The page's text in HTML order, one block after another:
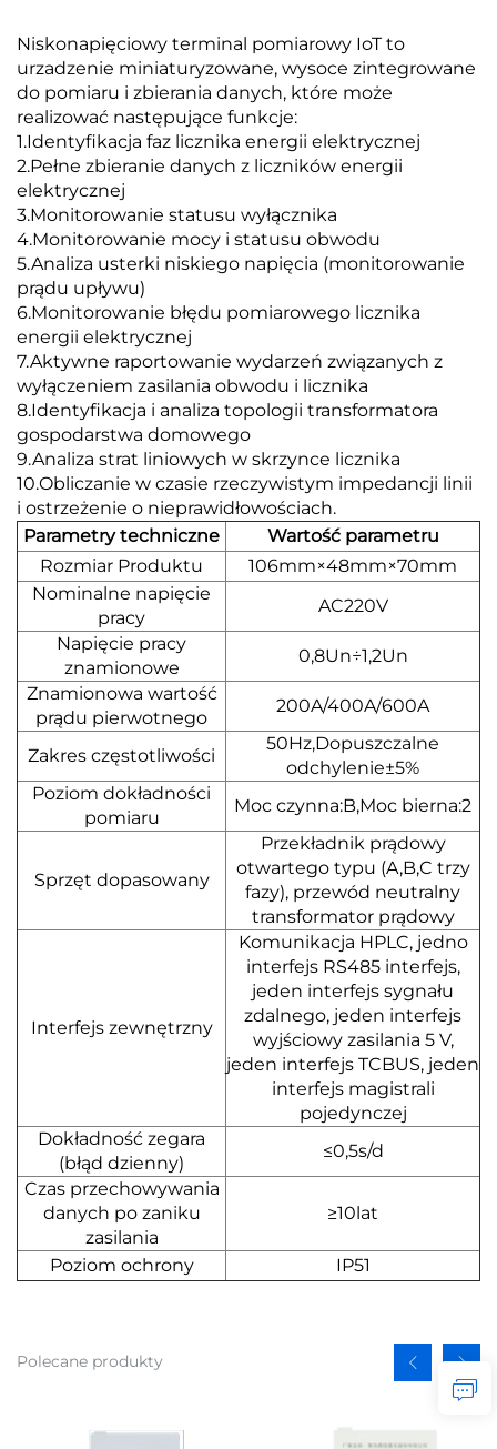
Niskonapięciowy terminal pomiarowy IoT to
urzadzenie miniaturyzowane, wysoce zintegrowane
do pomiaru i zbierania danych, które może
realizować następujące funkcje:
1.Identyfikacja faz licznika energii elektrycznej
2.Pełne zbieranie danych z liczników energii
elektrycznej
3.Monitorowanie statusu wyłącznika
4.Monitorowanie mocy i statusu obwodu
5.Analiza usterki niskiego napięcia (monitorowanie
prądu upływu)
6.Monitorowanie błędu pomiarowego licznika
energii elektrycznej
7.Aktywne raportowanie wydarzeń związanych z
wyłączeniem zasilania obwodu i licznika
8.Identyfikacja i analiza topologii transformatora
gospodarstwa domowego
9.Analiza strat liniowych w skrzynce licznika
10.Obliczanie w czasie rzeczywistym impedancji linii
i ostrzeżenie o nieprawidłowościach.
Parametry techniczne
Wartość parametru
Rozmiar Produktu
106mm×48mm×70mm
Nominalne napięcie
pracy
AC220V
Napięcie pracy
znamionowe
0,8Un÷1,2Un
Znamionowa wartość
prądu pierwotnego
200A/400A/600A
Zakres częstotliwości
50Hz,Dopuszczalne
odchylenie±5%
Poziom dokładności
pomiaru
Moc czynna:B,Moc bierna:2
Sprzęt dopasowany
Przekładnik prądowy
otwartego typu (A,B,C trzy
fazy), przewód neutralny
transformator prądowy
Interfejs zewnętrzny
Komunikacja HPLC, jedno
interfejs RS485 interfejs,
jeden interfejs sygnału
zdalnego, jeden interfejs
wyjściowy zasilania 5 V,
jeden interfejs TCBUS, jeden
interfejs magistrali
pojedynczej
Dokładność zegara
(błąd dzienny)
≤0,5s/d
Czas przechowywania
danych po zaniku
zasilania
≥10lat
Poziom ochrony IP51
Polecane produkty